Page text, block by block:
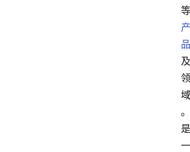
等
产
品
及
领
域
。
是
一